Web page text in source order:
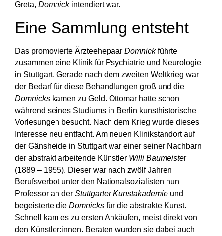
Greta, Domnickintendiert war.
Eine Sammlung entsteht
Das promovierte Ärzteehepaar Domnickführte
zusammen eine Klinik für Psychiatrie und Neurologie
in Stuttgart. Gerade nach dem zweiten Weltkrieg war
der Bedarf für diese Behandlungen groß und die
Domnicks kamen zu Geld. Ottomar hatte schon
während seines Studiums in Berlin kunsthistorische
Vorlesungen besucht. Nach dem Krieg wurde dieses
Interesse neu entfacht. Am neuen Klinikstandort auf
der Gänsheide in Stuttgart war einer seiner Nachbarn
der abstrakt arbeitende Künstler Willi Baumeister
(1889 – 1955). Dieser war nach zwölf Jahren
Berufsverbot unter den Nationalsozialisten nun
Professor an der Stuttgarter Kunstakademie und
begeisterte die Domnicks für die abstrakte Kunst.
Schnell kam es zu ersten Ankäufen, meist direkt von
den Künstler:innen. Beraten wurden sie dabei auch